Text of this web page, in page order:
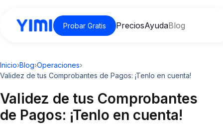
Probar Gratis PreciosAyudaBlog
Inicio›Blog›Operaciones›
Validez de tus Comprobantes de Pagos: ¡Tenlo en cuenta!
Validez de tus Comprobantes
de Pagos: ¡Tenlo en cuenta!